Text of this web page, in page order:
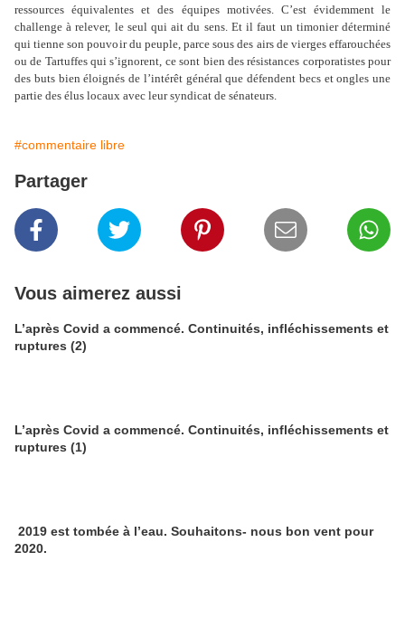
ressources équivalentes et des équipes motivées. C’est évidemment le
challenge à relever, le seul qui ait du sens. Et il faut un timonier déterminé
qui tienne son pouvoir du peuple, parce sous des airs de vierges effarouchées
ou de Tartuffes qui s’ignorent, ce sont bien des résistances corporatistes pour
des buts bien éloignés de l’intérêt général que défendent becs et ongles une
partie des élus locaux avec leur syndicat de sénateurs.
#commentaire libre
Partager
Vous aimerez aussi
L’après Covid a commencé. Continuités, infléchissements et
ruptures (2)
L’après Covid a commencé. Continuités, infléchissements et
ruptures (1)
2019 est tombée à l’eau. Souhaitons- nous bon vent pour
2020.